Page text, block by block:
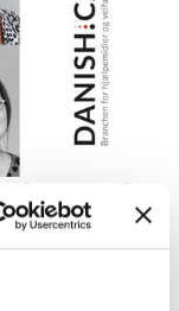
sig:
bestyrelses-